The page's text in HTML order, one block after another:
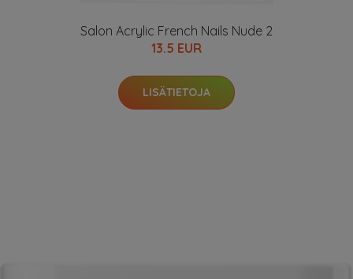
Salon Acrylic French Nails Nude 2
13.5 EUR
LISÄTIETOJA